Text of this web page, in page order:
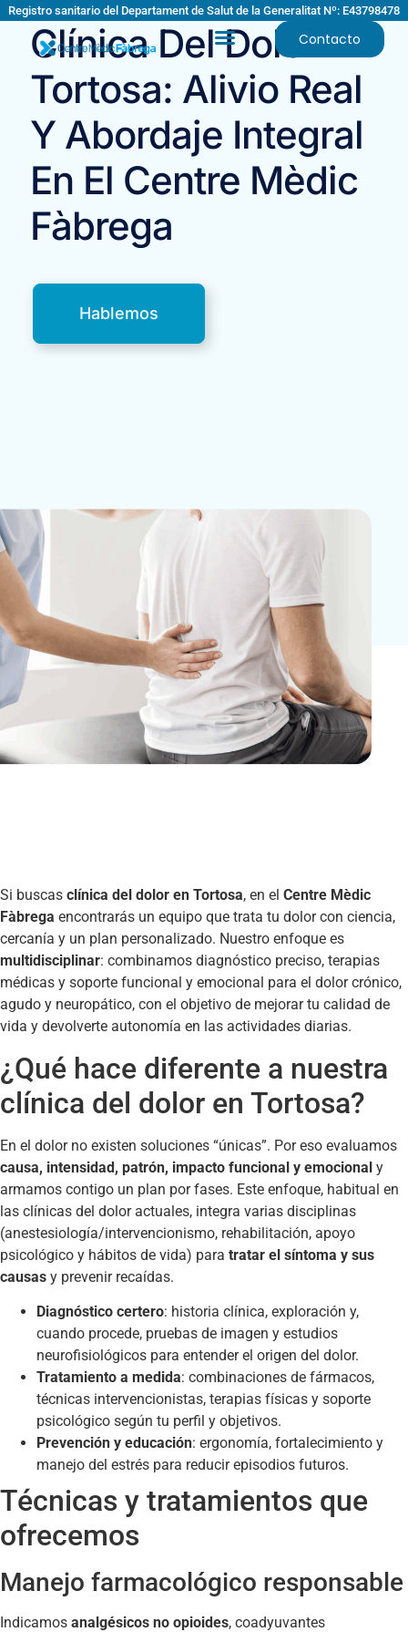
Registro sanitario del Departament de Salut de la Generalitat Nº: E43798478
Contacto
Clínica Del Dolor En
Tortosa: Alivio Real
Y Abordaje Integral
En El Centre Mèdic
Fàbrega
Hablemos
Si buscas clínica del dolor en Tortosa, en el Centre Mèdic
Fàbrega encontrarás un equipo que trata tu dolor con ciencia,
cercanía y un plan personalizado. Nuestro enfoque es
multidisciplinar: combinamos diagnóstico preciso, terapias
médicas y soporte funcional y emocional para el dolor crónico,
agudo y neuropático, con el objetivo de mejorar tu calidad de
vida y devolverte autonomía en las actividades diarias.
¿Qué hace diferente a nuestra
clínica del dolor en Tortosa?
En el dolor no existen soluciones “únicas”. Por eso evaluamos
causa, intensidad, patrón, impacto funcional y emocional y
armamos contigo un plan por fases. Este enfoque, habitual en
las clínicas del dolor actuales, integra varias disciplinas
(anestesiología/intervencionismo, rehabilitación, apoyo
psicológico y hábitos de vida) para tratar el síntoma y sus
causas y prevenir recaídas.
Diagnóstico certero: historia clínica, exploración y,
cuando procede, pruebas de imagen y estudios
neurofisiológicos para entender el origen del dolor.
Tratamiento a medida: combinaciones de fármacos,
técnicas intervencionistas, terapias físicas y soporte
psicológico según tu perfil y objetivos.
Prevención y educación: ergonomía, fortalecimiento y
manejo del estrés para reducir episodios futuros.
Técnicas y tratamientos que
ofrecemos
Manejo farmacológico responsable
Indicamos analgésicos no opioides, coadyuvantes